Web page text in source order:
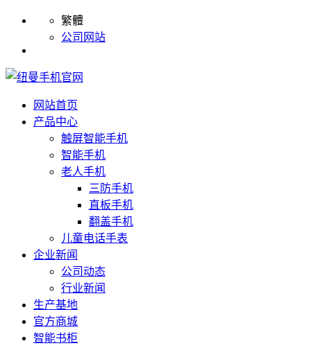
繁體
公司网站
网站首页
产品中心
触屏智能手机
智能手机
老人手机
三防手机
直板手机
翻盖手机
儿童电话手表
企业新闻
公司动态
行业新闻
生产基地
官方商城
智能书柜